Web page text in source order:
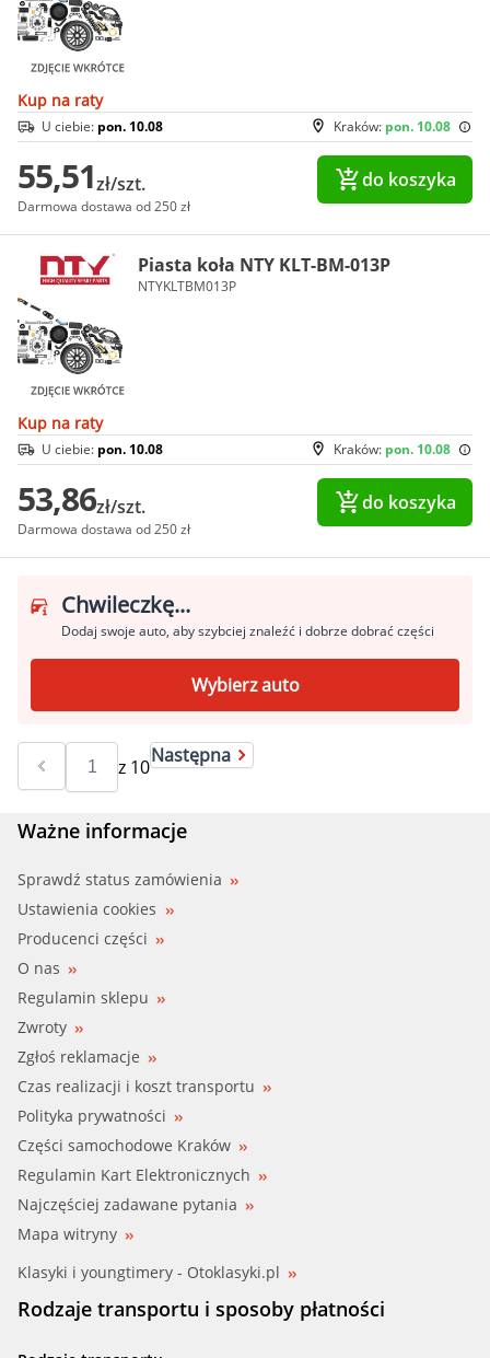
Kup na raty
Kraków: pon. 10.08
U ciebie: pon. 10.08
55,51zł/szt.
Darmowa dostawa od 250 zł
do koszyka
Piasta koła NTY KLT-BM-013P
NTYKLTBM013P
Kup na raty
Kraków: pon. 10.08
U ciebie: pon. 10.08
53,86zł/szt.
Darmowa dostawa od 250 zł
do koszyka
Chwileczkę...
Dodaj swoje auto, aby szybciej znaleźć i dobrze dobrać części
Wybierz auto
z 10Następna
Ważne informacje
Sprawdź status zamówienia
Ustawienia cookies
Producenci części
O nas
Regulamin sklepu
Zwroty
Zgłoś reklamacje
Czas realizacji i koszt transportu
Polityka prywatności
Części samochodowe Kraków
Regulamin Kart Elektronicznych
Najczęściej zadawane pytania
Mapa witryny
Klasyki i youngtimery - Otoklasyki.pl
Rodzaje transportu i sposoby płatności